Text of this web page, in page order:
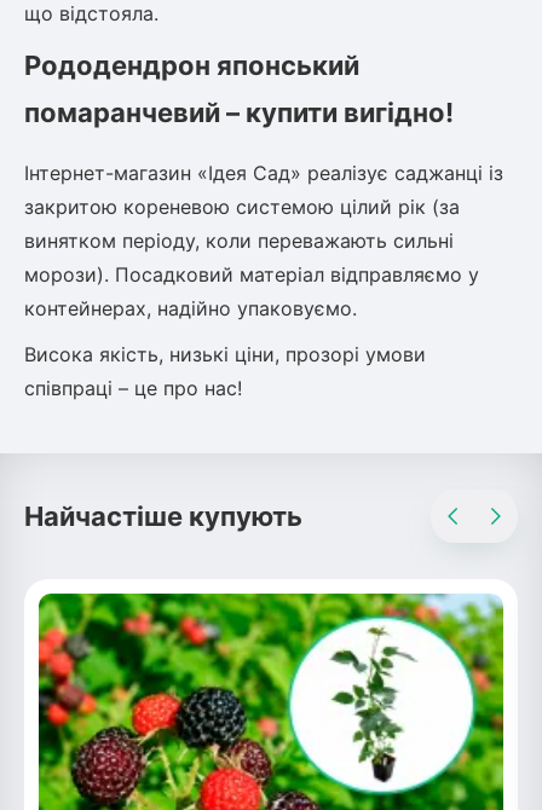
що відстояла.
Рододендрон японський
помаранчевий – купити вигідно!
Інтернет-магазин «Ідея Сад» реалізує саджанці із
закритою кореневою системою цілий рік (за
винятком періоду, коли переважають сильні
морози). Посадковий матеріал відправляємо у
контейнерах, надійно упаковуємо.
Висока якість, низькі ціни, прозорі умови
співпраці – це про нас!
Найчастіше купують